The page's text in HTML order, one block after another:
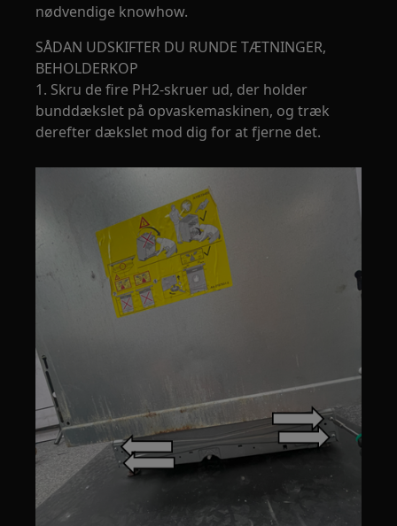
nødvendige knowhow.
SÅDAN UDSKIFTER DU RUNDE TÆTNINGER,
BEHOLDERKOP
1. Skru de fire PH2-skruer ud, der holder
bunddækslet på opvaskemaskinen, og træk
derefter dækslet mod dig for at fjerne det.